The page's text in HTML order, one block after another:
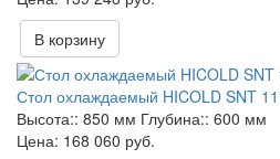
В корзину
Стол охлаждаемый HICOLD SNT
Высота:: 850 мм Глубина:: 600 мм
168 060 руб.